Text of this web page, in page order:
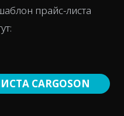
прайс-листа
CARGOSON